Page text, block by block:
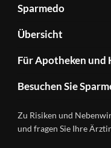
Sparmedo
Über
Sparmedo
FAQ
Kontakt
Datenschutz
Nutzungsbedingungen
Übersicht
Herstellerverzeichnis
Produkte
A-
Ratgeber
Wirkstoffe
Für Apotheken und
&
Händlerlogin
Besuchen Sie
Instagram
Zu Risiken und
und fragen Sie Ihre